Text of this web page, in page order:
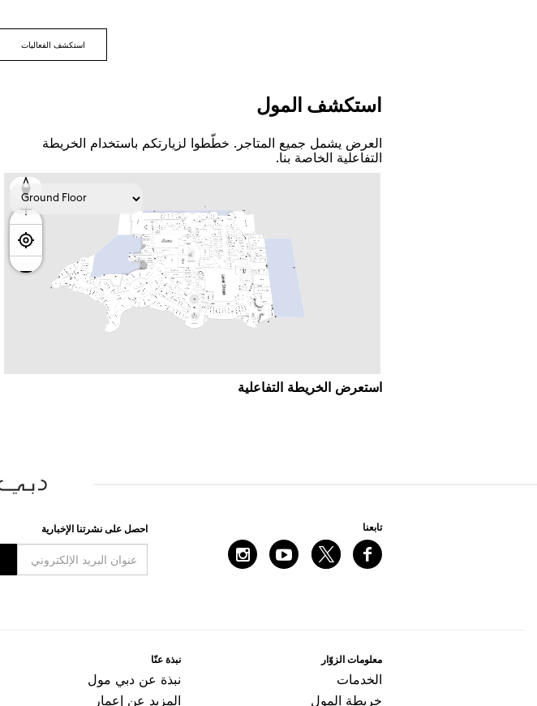
اﺳﺘﻜﺸﻒ اﻟﻔﻌﺎﻟﻴﺎﺕ
اﺳﺘﻜﺸﻒ اﻟﻤﻮﻝ
اﻟﻌﺮﺽ ﻳﺸﻤﻞ ﺟﻤﻴﻊ اﻟﻤﺘﺎﺟﺮ. ﺧﻄّﻄﻮا ﻟﺰﻳﺎﺭﺗﻜﻢ ﺑﺎﺳﺘﺨﺪاﻡ اﻟﺨﺮﻳﻄﺔ
اﻟﺘﻔﺎﻋﻠﻴﺔ اﻟﺨﺎﺻﺔ ﺑﻨﺎ.
اﺳﺘﻌﺮﺽ اﻟﺨﺮﻳﻄﺔ اﻟﺘﻔﺎﻋﻠﻴﺔ
ﺗﺎﺑﻌﻨﺎ اﺣﺼﻞ ﻋﻠﻰ ﻧﺸﺮﺗﻨﺎ اﻹﺧﺒﺎﺭﻳﺔ
ﻣﻌﻠﻮﻣﺎﺕ اﻟﺰﻭّاﺭ
اﻟﺨﺪﻣﺎﺕ
ﺧﺮﻳﻄﺔ اﻟﻤﻮﻝ
ﻧﺒﺬﺓ ﻋﻨّﺎ
ﻧﺒﺬﺓ ﻋﻦ ﺩﺑﻲ ﻣﻮﻝ
المزيد عن إعمار